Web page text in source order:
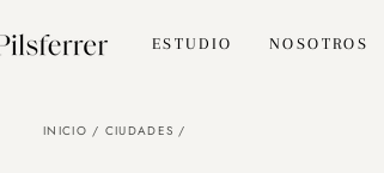
ESTUDIO NOSOTROS
INICIO / CIUDADES /